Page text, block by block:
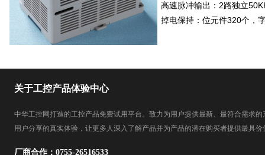
高速脉冲输出：2路独立
掉电保持：位元件320个，
关于工控产品体验中心
中华工控网打造的工控产品免费试用平台。致力为用户提供最新、最符合需求
用户分享的真实体验，让更多人深入了解产品并为产品的潜在购买者提供最具
厂商合作： 0755-26516533